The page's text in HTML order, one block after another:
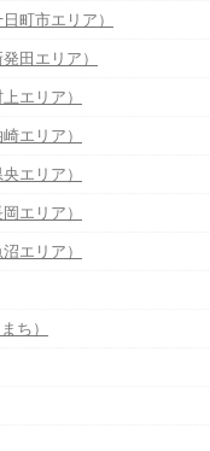
町市エリア）
田エリア）
エリア）
エリア）
エリア）
エリア）
エリア）
ち）